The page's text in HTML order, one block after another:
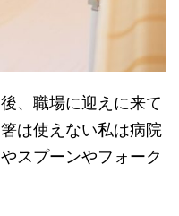
、職場に迎えに来て
は使えない私は病院
スプーンやフォーク